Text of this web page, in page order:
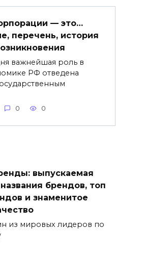
— это…
перечень, история
важнейшая роль в
РФ отведена
0 0
выпускаемая
брендов, топ
и знаменитое
из мировых лидеров по